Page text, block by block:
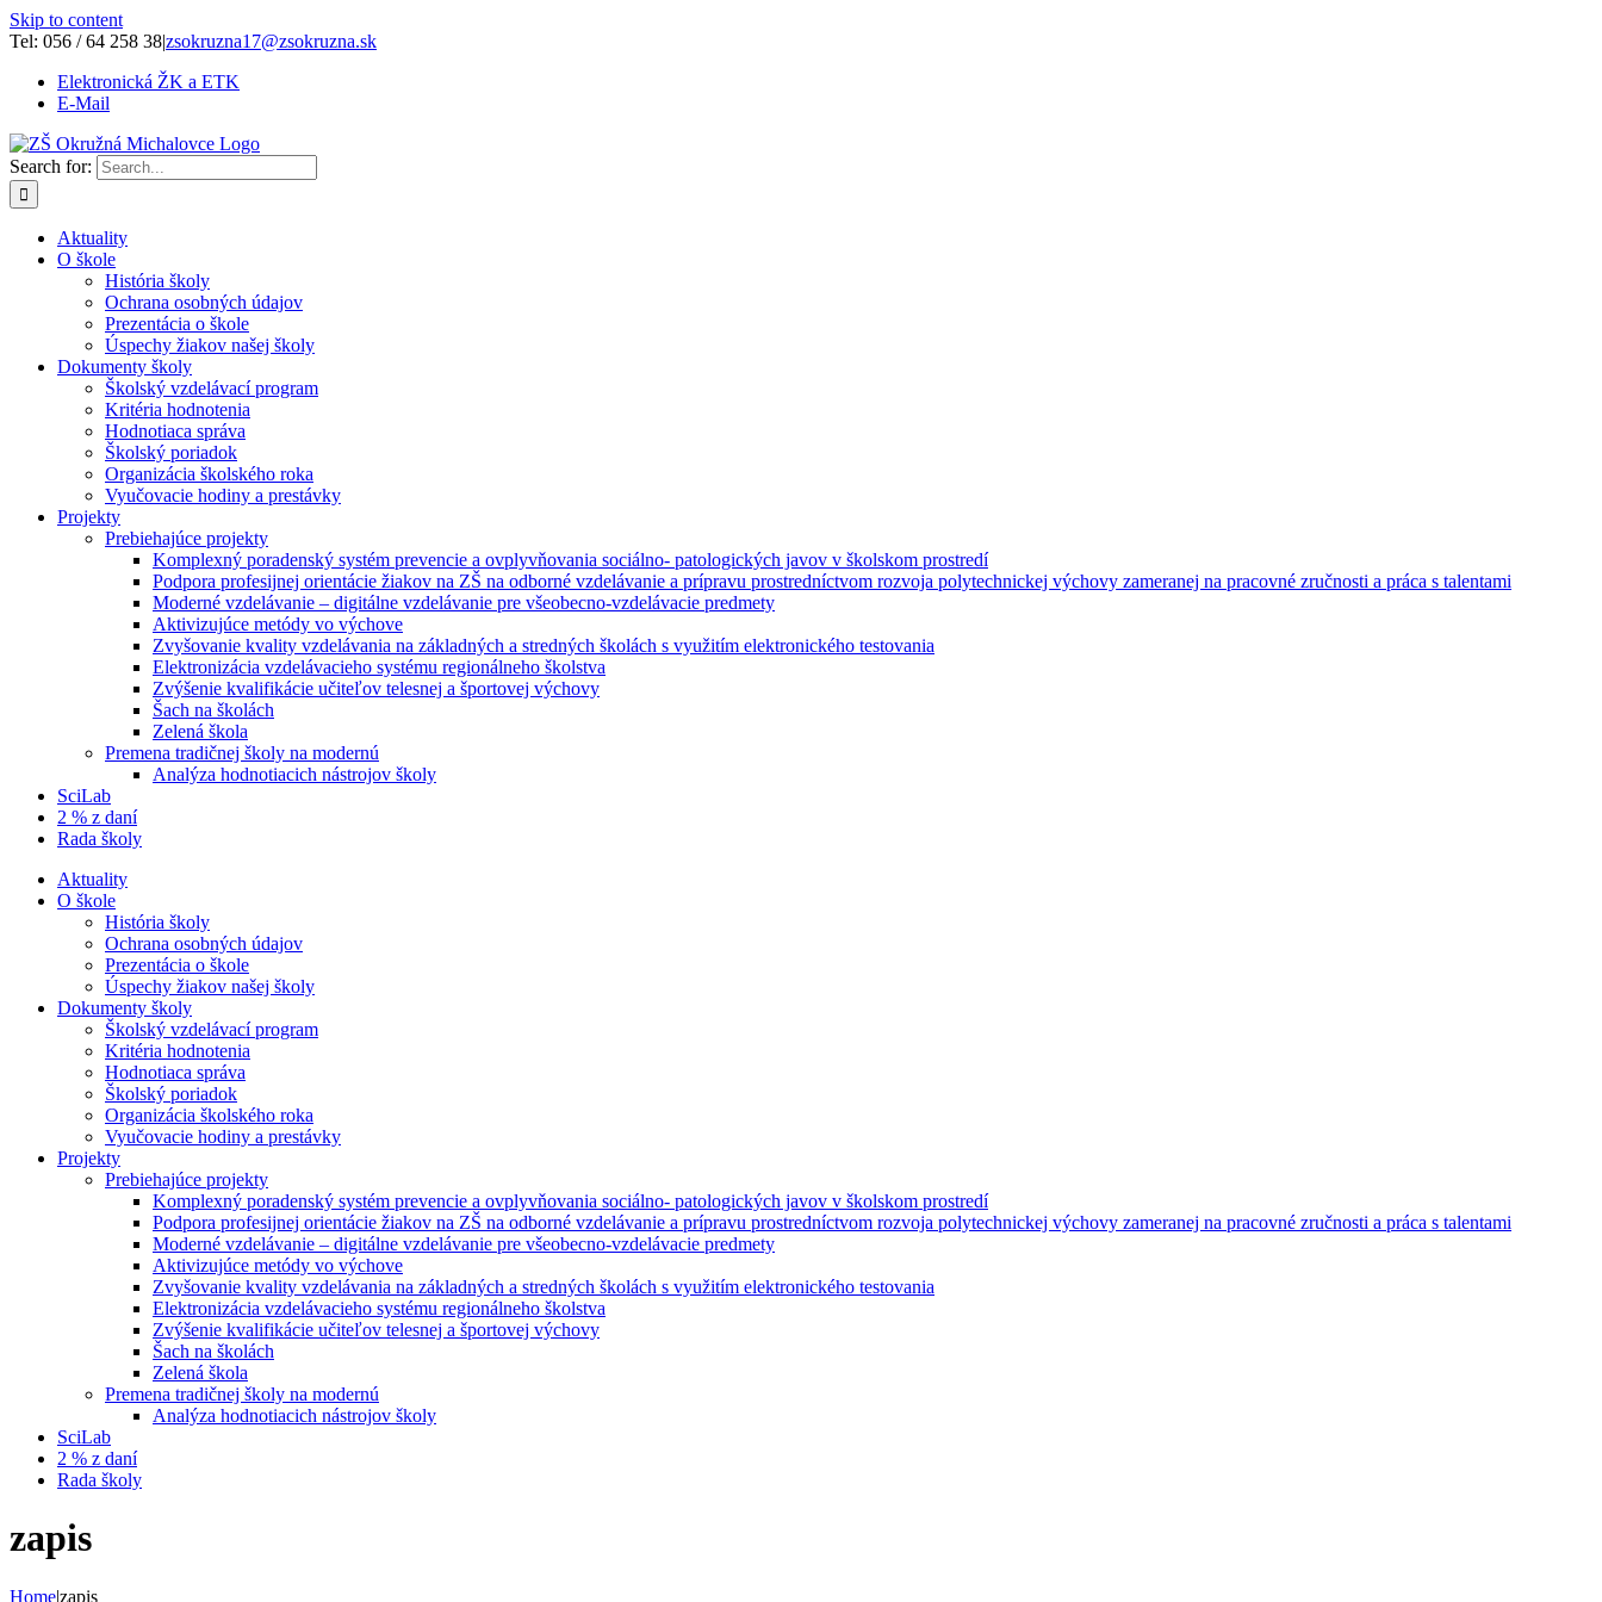
Skip to content
Tel: 056 / 64 258 38|zsokruzna17@zsokruzna.sk
Elektronická ŽK a ETK
E-Mail
Search for:
Aktuality
O škole
História školy
Ochrana osobných údajov
Prezentácia o škole
Úspechy žiakov našej školy
Dokumenty školy
Školský vzdelávací program
Kritéria hodnotenia
Hodnotiaca správa
Školský poriadok
Organizácia školského roka
Vyučovacie hodiny a prestávky
Projekty
Prebiehajúce projekty
Komplexný poradenský systém prevencie a ovplyvňovania sociálno- patologických javov v školskom prostredí
Podpora profesijnej orientácie žiakov na ZŠ na odborné vzdelávanie a prípravu prostredníctvom rozvoja polytechnickej výchovy zameranej na pracovné zručnosti a práca s talentami
Moderné vzdelávanie – digitálne vzdelávanie pre všeobecno-vzdelávacie predmety
Aktivizujúce metódy vo výchove
Zvyšovanie kvality vzdelávania na základných a stredných školách s využitím elektronického testovania
Elektronizácia vzdelávacieho systému regionálneho školstva
Zvýšenie kvalifikácie učiteľov telesnej a športovej výchovy
Šach na školách
Zelená škola
Premena tradičnej školy na modernú
Analýza hodnotiacich nástrojov školy
SciLab
2 % z daní
Rada školy
Aktuality
O škole
História školy
Ochrana osobných údajov
Prezentácia o škole
Úspechy žiakov našej školy
Dokumenty školy
Školský vzdelávací program
Kritéria hodnotenia
Hodnotiaca správa
Školský poriadok
Organizácia školského roka
Vyučovacie hodiny a prestávky
Projekty
Prebiehajúce projekty
Komplexný poradenský systém prevencie a ovplyvňovania sociálno- patologických javov v školskom prostredí
Podpora profesijnej orientácie žiakov na ZŠ na odborné vzdelávanie a prípravu prostredníctvom rozvoja polytechnickej výchovy zameranej na pracovné zručnosti a práca s talentami
Moderné vzdelávanie – digitálne vzdelávanie pre všeobecno-vzdelávacie predmety
Aktivizujúce metódy vo výchove
Zvyšovanie kvality vzdelávania na základných a stredných školách s využitím elektronického testovania
Elektronizácia vzdelávacieho systému regionálneho školstva
Zvýšenie kvalifikácie učiteľov telesnej a športovej výchovy
Šach na školách
Zelená škola
Premena tradičnej školy na modernú
Analýza hodnotiacich nástrojov školy
SciLab
2 % z daní
Rada školy
zapis
Home|zapis